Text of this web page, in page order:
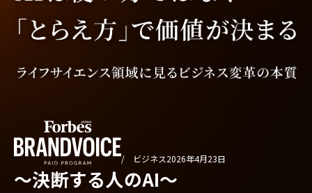
/ ビジネス2026年4月23日
〜決断する人のAI〜